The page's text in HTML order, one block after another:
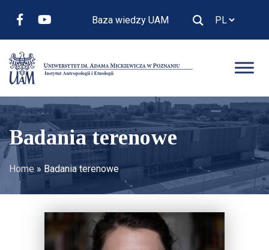
Baza wiedzy UAM
Badania terenowe
Home » Badania terenowe